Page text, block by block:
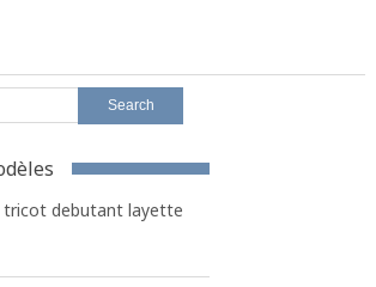
tricot debutant layette